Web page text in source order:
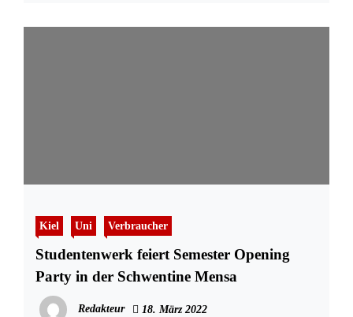
Kiel Uni Verbraucher
Studentenwerk feiert Semester Opening
Party in der Schwentine Mensa
Redakteur 18. März 2022